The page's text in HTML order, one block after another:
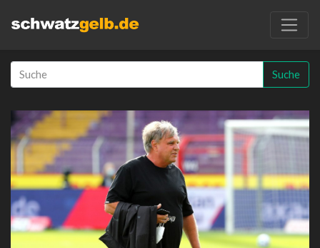
Suche